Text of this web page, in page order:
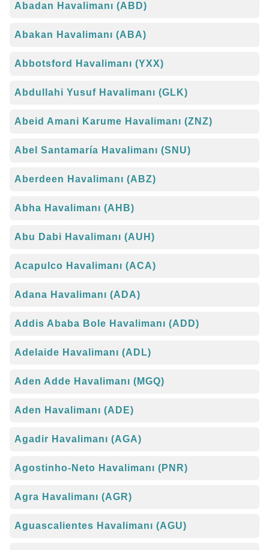
Abadan Havalimanı (ABD)
Abakan Havalimanı (ABA)
Abbotsford Havalimanı (YXX)
Abdullahi Yusuf Havalimanı (GLK)
Abeid Amani Karume Havalimanı (ZNZ)
Abel Santamaría Havalimanı (SNU)
Aberdeen Havalimanı (ABZ)
Abha Havalimanı (AHB)
Abu Dabi Havalimanı (AUH)
Acapulco Havalimanı (ACA)
Adana Havalimanı (ADA)
Addis Ababa Bole Havalimanı (ADD)
Adelaide Havalimanı (ADL)
Aden Adde Havalimanı (MGQ)
Aden Havalimanı (ADE)
Agadir Havalimanı (AGA)
Agostinho-Neto Havalimanı (PNR)
Agra Havalimanı (AGR)
Aguascalientes Havalimanı (AGU)